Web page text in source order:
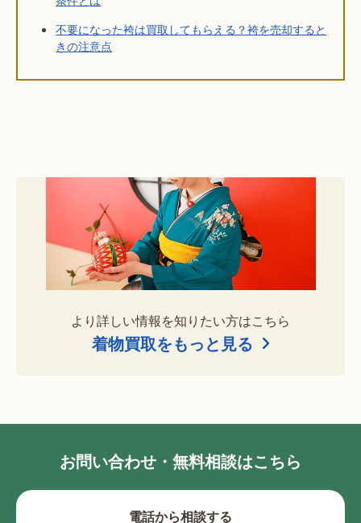
不要になった袴は買取してもらえる？袴を売却すると
きの注意点
より詳しい情報を知りたい方はこちら
着物買取をもっと見る
お問い合わせ・無料相談はこちら
電話から相談する